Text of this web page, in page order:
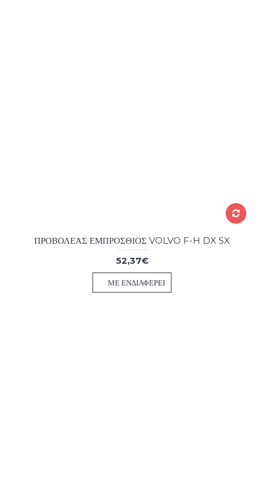
ΠΡΟΒΟΛΕΑΣ ΕΜΠΡΟΣΘΙΟΣ VOLVO F-H DX SX
52,37€
ΜΕ ΕΝΔΙΑΦΈΡΕΙ